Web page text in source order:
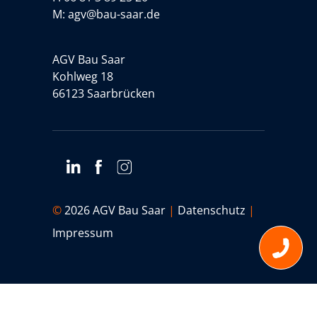
M: agv@bau-saar.de
AGV Bau Saar
Kohlweg 18
66123 Saarbrücken
©2026 AGV Bau Saar | Datenschutz |
Impressum